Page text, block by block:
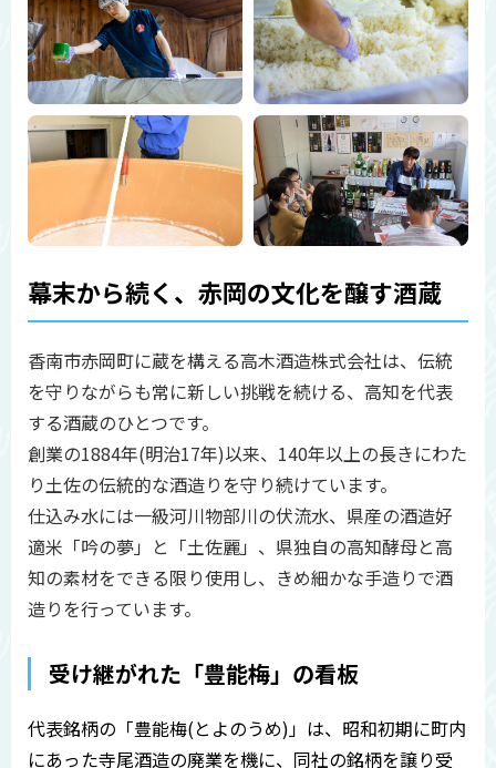
幕末から続く、赤岡の文化を醸す酒蔵
香南市赤岡町に蔵を構える高木酒造株式会社は、伝統
を守りながらも常に新しい挑戦を続ける、高知を代表
する酒蔵のひとつです。
創業の1884年(明治17年)以来、140年以上の長きにわた
り土佐の伝統的な酒造りを守り続けています。
仕込み水には一級河川物部川の伏流水、県産の酒造好
適米「吟の夢」と「土佐麗」、県独自の高知酵母と高
知の素材をできる限り使用し、きめ細かな手造りで酒
造りを行っています。
受け継がれた「豊能梅」の看板
代表銘柄の「豊能梅(とよのうめ)」は、昭和初期に町内
にあった寺尾酒造の廃業を機に、同社の銘柄を譲り受